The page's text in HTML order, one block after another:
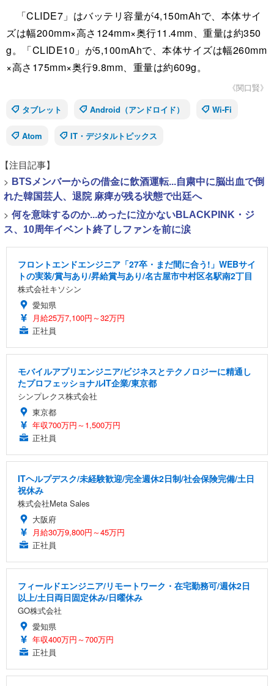
「CLIDE7」はバッテリ容量が4,150mAhで、本体サイ
ズは幅200mm×高さ124mm×奥行11.4mm、重量は約350
g。「CLIDE10」が5,100mAhで、本体サイズは幅260mm
×高さ175mm×奥行9.8mm、重量は約609g。
《関口賢》
タブレット
Android（アンドロイド） Wi-Fi
Atom IT・デジタルトピックス
【注目記事】
> BTSメンバーからの借金に飲酒運転...自粛中に脳出血で倒
れた韓国芸人、退院 麻痺が残る状態で出廷へ
> 何を意味するのか...めったに泣かないBLACKPINK・ジ
ス、10周年イベント終了しファンを前に涙
フロントエンドエンジニア「27卒・まだ間に合う!」WEBサイ
トの実装/賞与あり/昇給賞与あり/名古屋市中村区名駅南2丁目
株式会社キソシン
愛知県
月給25万7,100円～32万円
正社員
モバイルアプリエンジニア/ビジネスとテクノロジーに精通し
たプロフェッショナルIT企業/東京都
シンプレクス株式会社
東京都
年収700万円～1,500万円
正社員
ITヘルプデスク/未経験歓迎/完全週休2日制/社会保険完備/土日
祝休み
株式会社Meta Sales
大阪府
月給30万9,800円～45万円
正社員
フィールドエンジニア/リモートワーク・在宅勤務可/週休2日
以上/土日両日固定休み/日曜休み
GO株式会社
愛知県
年収400万円～700万円
正社員